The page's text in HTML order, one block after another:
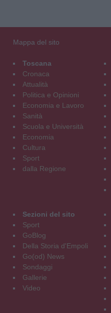
Mappa del sito
Toscana
Cronaca
Attualità
Politica e Opinioni
Economia e Lavoro
Sanità
Scuola e Università
Economia
Cultura
Sport
dalla Regione
Sezioni del sito
Sport
GoBlog
Della Storia d'Empoli
Go(od) News
Sondaggi
Gallerie
Video